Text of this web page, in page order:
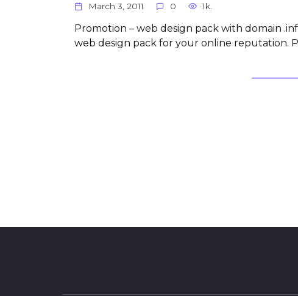
March 3, 2011 0 1k.
Promotion – web design pack with domain
web design pack for your online reputation.